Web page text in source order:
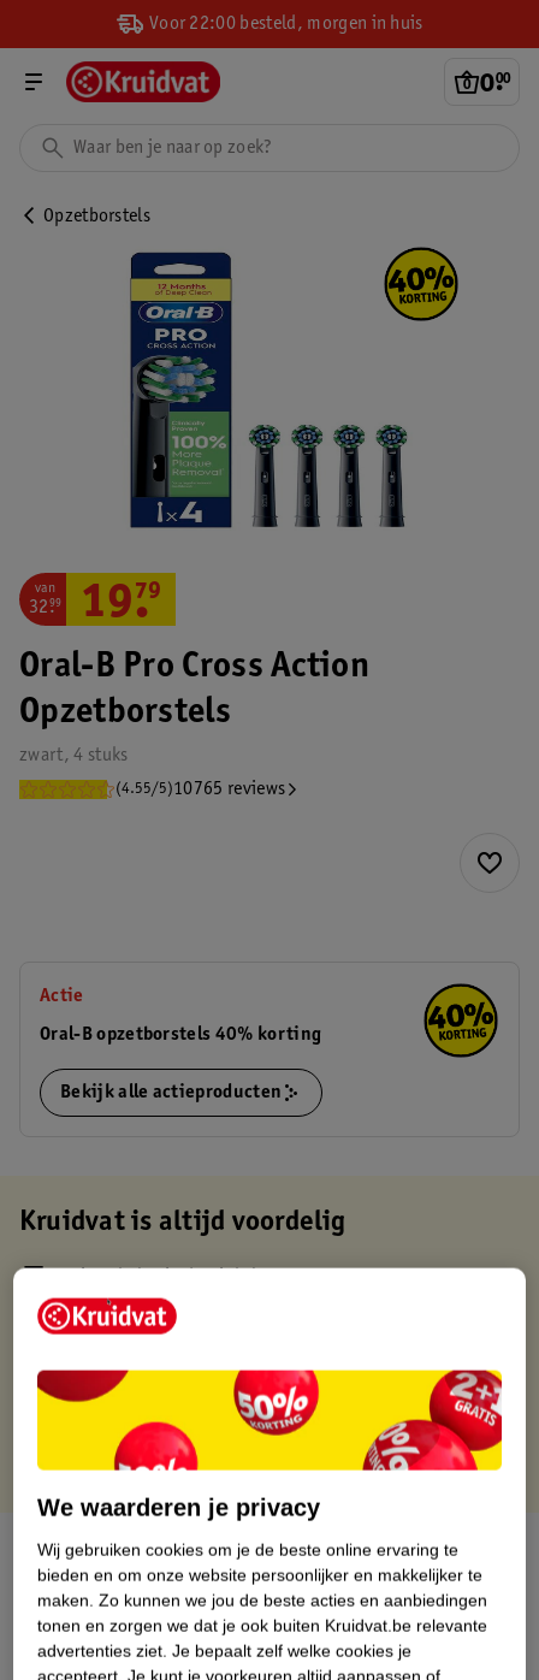
Voor 22:00 besteld, morgen in huis
0.
00
Opzetborstels
Oral-B Pro Cross Action
Opzetborstels
zwart, 4 stuks
(4.55/5)10765 reviews
van
32.
99 19.
79
Actie
Oral-B opzetborstels 40% korting
Bekijk alle actieproducten
Kruidvat is altijd voordelig
Op werkdagen voor 22:00 uur besteld, volgende dag in huis
Gratis thuisbezorgd vanaf 50.00
Gratis punten met je Kruidvat kaart
Over dit product
Productinformatie
We waarderen je privacy
Wij gebruiken cookies om je de beste online ervaring te
bieden en om onze website persoonlijker en makkelijker te
maken. Zo kunnen we jou de beste acties en aanbiedingen
tonen en zorgen we dat je ook buiten Kruidvat.be relevante
advertenties ziet. Je bepaalt zelf welke cookies je